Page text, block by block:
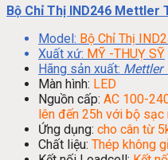
Bộ Chỉ Thị IND246 Mettler
Model: Bộ Chỉ Thị
Xuất xứ: MỸ -THUỴ SỸ
Hãng sản xuất: Mettler
Màn hình: LED
Nguồn cấp: AC 100-
lên đến 25h với bộ sạc
Ứng dụng: cho cân từ
Chất liệu: Thép không